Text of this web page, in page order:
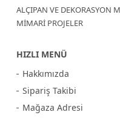
ALÇIPAN VE DEKORASYON
MİMARİ PROJELER
HIZLI MENÜ
Hakkımızda
Sipariş Takibi
Mağaza Adresi